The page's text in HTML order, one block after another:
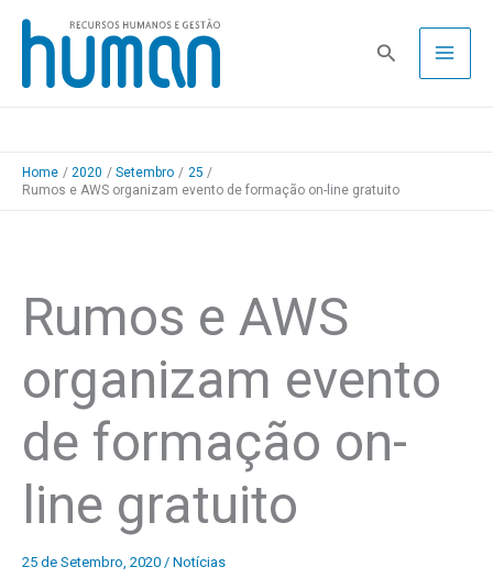
Skip
content
Pesquisa
Home 2020 Setembro
25
Rumos e AWS organizam evento de formação on-line gratuito
Rumos e AWS
organizam evento
de formação on-
line gratuito
25 de Setembro, 2020 / Notícias